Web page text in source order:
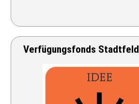
Verfügungsfonds Stadtfeld